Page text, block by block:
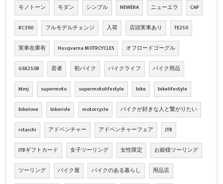
モノトーン モダン シンプル NEWERA ニューエラ CAP
RC390 フルモデルチェンジ 入荷 店頭実車あり TE250
実車在庫有 Husqvarna MOTRCYCLES オフロードゴーグル
GSX250R 若者 初バイク バイクライフ バイク用品
ktmj supermoto supermotolifestyle bike bikelifestyle
bikelove bikeride motorcycle バイクが好きな人と繋がりたい
rstaichi アドベンチャー アドベンチャーフェア JTB
JTBギフトカード 女子ツーリング 女性限定 お姫様ツーリング
ツーリング バイク屋 バイクのある暮らし 用品店